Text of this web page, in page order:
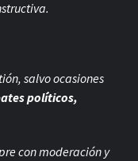
salvo ocasiones
políticos,
conmoderación y